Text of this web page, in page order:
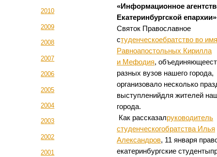
2010
2009
2008
2007
2006
2005
2004
2003
2002
2001
«Информационное
Екатеринбургской
Святок Православное
студенческоебратство во
Равноапостольных Кирилла
и Мефодия,
разных вузов нашего города,
организовало несколько
выступленийдля жителей
города.
Как рассказалруководитель
студенческогобратства Илья
Александров, 11 января
екатеринбургские